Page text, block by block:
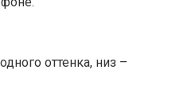
оттенка, низ –